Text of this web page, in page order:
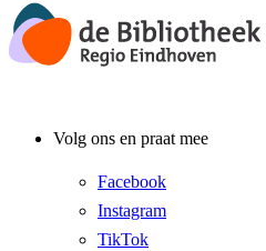
Volg ons en praat mee
Facebook
Instagram
TikTok